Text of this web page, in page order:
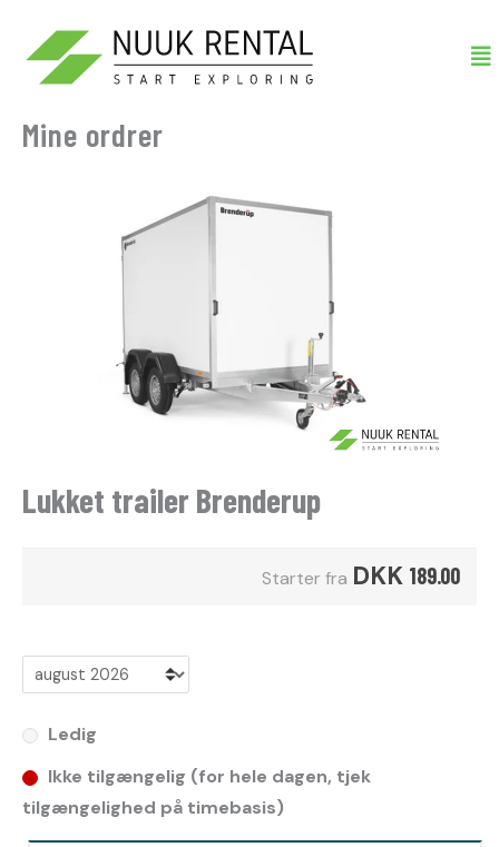
indholdet
Mine ordrer
Lukket trailer Brenderup
Starter fra DKK 189.00
Ledig
Ikke tilgængelig (for hele dagen, tjek
tilgængelighed på timebasis)